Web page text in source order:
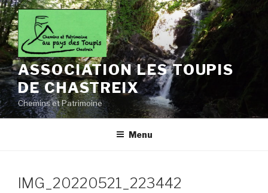
Aller
au
contenu
principal
ASSOCIATION LES TOUPIS
DE CHASTREIX
Chemins et Patrimoine
Menu
IMG_20220521_223442